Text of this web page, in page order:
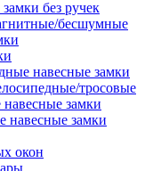
без ручек
бесшумные
навесные замки
тросовые
замки
навесные замки
окон